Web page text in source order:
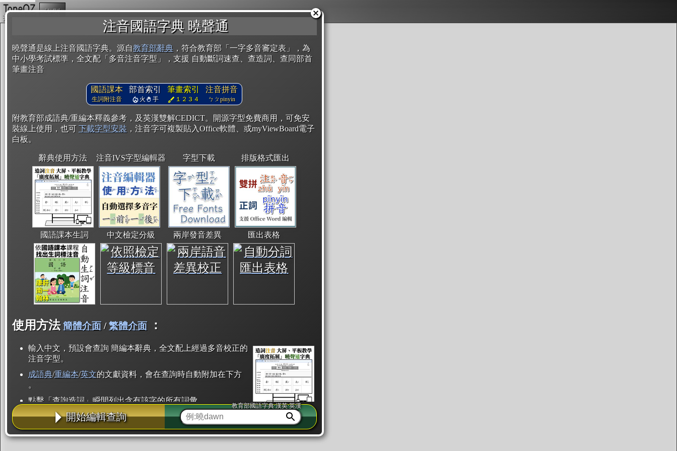
注音國語字典 曉聲通
曉聲通是線上注音國語字典。源自教育部辭典 ，符合教育部「一字多音審定表」，為
中小學考試標準，全文配「多音注音字型」，支援 自動斷詞速查、查造詞、查同部首
筆畫注音
國語課本
生詞附注音
部首索引
火 手
筆畫索引
１２３４
注音拼音
ㄅㄆpinyin
附教育部成語典/重編本釋義參考，及英漢雙解CEDICT。開源字型免費商用，可免安
裝線上使用，也可 下載字型安裝 ，注音字可複製貼入Office軟體、或myViewBoard電子
白板。
辭典使用方法 注音IVS字型編輯器 字型下載 排版格式匯出
國語課本生詞 中文檢定分級 兩岸發音差異 匯出表格
使用方法 簡體介面/繁體介面 ：
輸入中文，預設會查詢 簡編本辭典，全文配上經過多音校正的
注音字型。
成語典/重編本/英文的文獻資料，會在查詢時自動附加在下方
。
點擊「查詢造詞」瞬間列出含有該字的所有詞彙。
點「部首」瞬間列出所有「同部首字」。也支援查詢「同注音」或「同筆畫」。
辭典解釋的全文都經過自動斷詞，點擊便可瞬間「連續查詢」此字詞的解釋，不
用手動重複輸入。
開始編輯查詢
教育部國語字典·漢英·英漢
複製